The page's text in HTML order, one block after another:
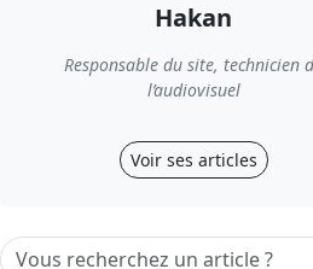
Hakan
Responsable du site, technicien
l’audiovisuel
Voir ses articles